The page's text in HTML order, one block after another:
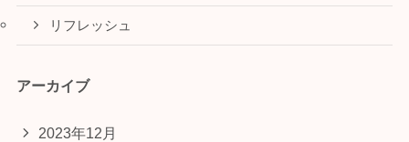
リフレッシュ
アーカイブ
2023年12月